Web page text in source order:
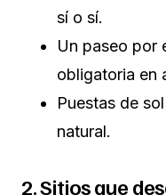
sí o sí.
Un paseo por
obligatoria en
Puestas de
natural.
2. Sitios que